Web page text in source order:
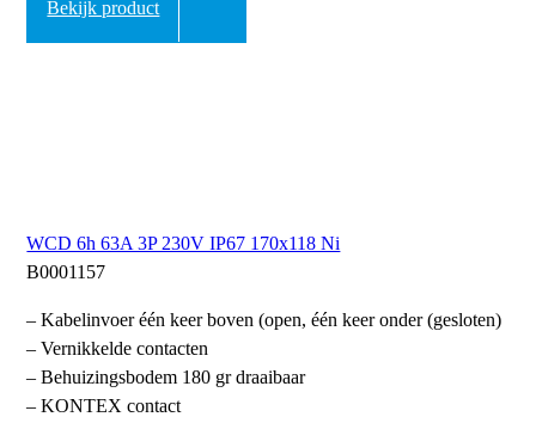
Bekijk product
WCD 6h 63A 3P 230V IP67 170x118 Ni
B0001157
– Kabelinvoer één keer boven (open, één keer onder (gesloten)
– Vernikkelde contacten
– Behuizingsbodem 180 gr draaibaar
– KONTEX contact